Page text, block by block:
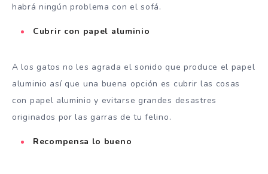
habrá ningún problema con el sofá.
Cubrir con papel aluminio
A los gatos no les agrada el sonido que produce el papel
aluminio así que una buena opción es cubrir las cosas
con papel aluminio y evitarse grandes desastres
originados por las garras de tu felino.
Recompensa lo bueno